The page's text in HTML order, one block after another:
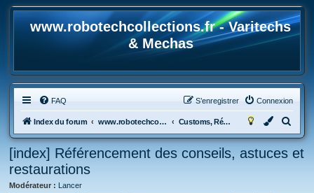
www.robotechcollections.fr - Varitechs
& Mechas
FAQ Connexion
S’enregistrer
Index du forum www.robotechcollections.fr - Robotech & Macross Toys French Forum !!! Customs, Réparations, modifications, trucs et astuces + Montages maquettes..
e
c
[index] Référencement des conseils, astuces et
restaurations
Modérateur : Lancer